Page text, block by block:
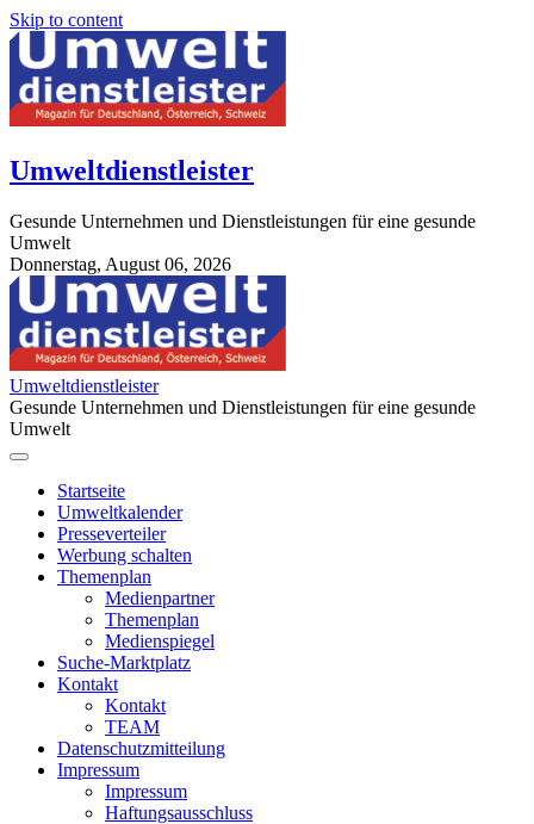
Skip to content
Umweltdienstleister
Gesunde Unternehmen und Dienstleistungen für eine gesunde
Umwelt
Donnerstag, August 06, 2026
StuttgartApotheke.com
Umweltdienstleister
Gesunde Unternehmen und Dienstleistungen für eine gesunde
Umwelt
Startseite
Umweltkalender
Presseverteiler
Werbung schalten
Themenplan
Medienpartner
Themenplan
Medienspiegel
Suche-Marktplatz
Kontakt
Kontakt
TEAM
Datenschutzmitteilung
Impressum
Impressum
Haftungsausschluss